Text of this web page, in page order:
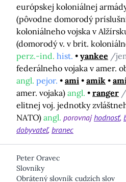
európskej koloniálnej
(pôvodne domorodý
koloniálneho vojska v
(domorodý v. v brit.
perz.-ind. hist. yankee /
federálneho vojaka v amer.
angl. pejor. ami amik
amer. vojaka) angl. ranger
elitnej voj. jednotky
NATO) angl. porovnaj hodnosť
dobyvateľ branec
Peter Oravec
Slovníky
Obrátený slovník cudzích slov